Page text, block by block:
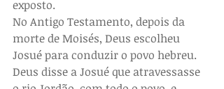
exposto.
No Antigo Testamento, depois da
morte de Moisés, Deus escolheu
Josué para conduzir o povo hebreu.
Deus disse a Josué que atravessasse